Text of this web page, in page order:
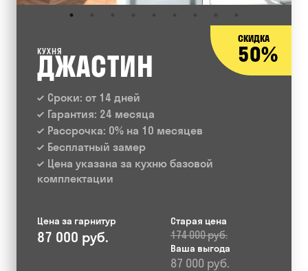
СКИДКА
50%
КУХНЯ
ДЖАСТИН
Сроки: от 14 дней
Гарантия: 24 месяца
Рассрочка: 0% на 10 месяцев
Бесплатный замер
Цена указана за кухню базовой
комплектации
Цена за гарнитур
87 000 руб.
Старая цена
174 000 руб.
Ваша выгода
87 000 руб.